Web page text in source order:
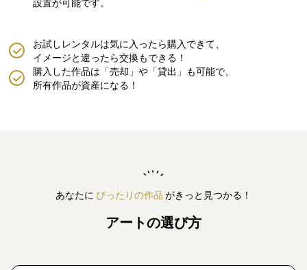
設置が可能です。
購入した作品は「売却」や「貸出」も可能で、
所有作品が資産になる！
お試しレンタルは気に入ったら購入できて、
イメージと違ったら交換もできる！
あなたに ぴったりの作品 がきっと見つかる！
アートの選び方